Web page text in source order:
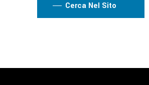
Cerca Nel Sito